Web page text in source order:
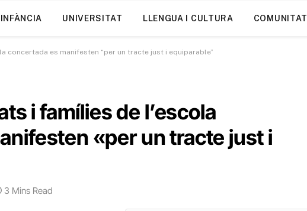
UNIVERSITAT LLENGUA I CULTURA COMUNITAT
concertada es manifesten “per un tracte just i equiparable”
i famílies de l’escola
«per un tracte just i
3 Mins Read